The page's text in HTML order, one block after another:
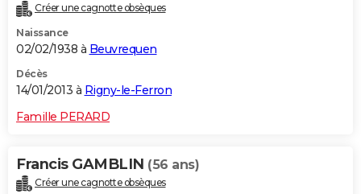
Créer une cagnotte obsèques
Naissance
02/02/1938 à Beuvrequen
Décès
14/01/2013 à Rigny-le-Ferron
Famille PERARD
Francis GAMBLIN (56 ans)
Créer une cagnotte obsèques